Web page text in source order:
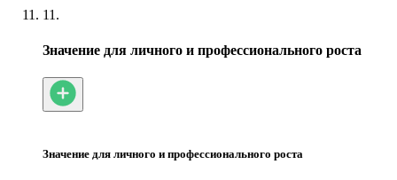
11.
Значение для личного и профессионального роста
Значение для личного и профессионального роста